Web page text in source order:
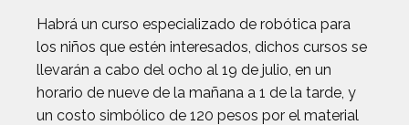
Habrá un curso especializado de robótica para
los niños que estén interesados, dichos cursos se
llevarán a cabo del ocho al 19 de julio, en un
horario de nueve de la mañana a 1 de la tarde, y
un costo simbólico de 120 pesos por el material